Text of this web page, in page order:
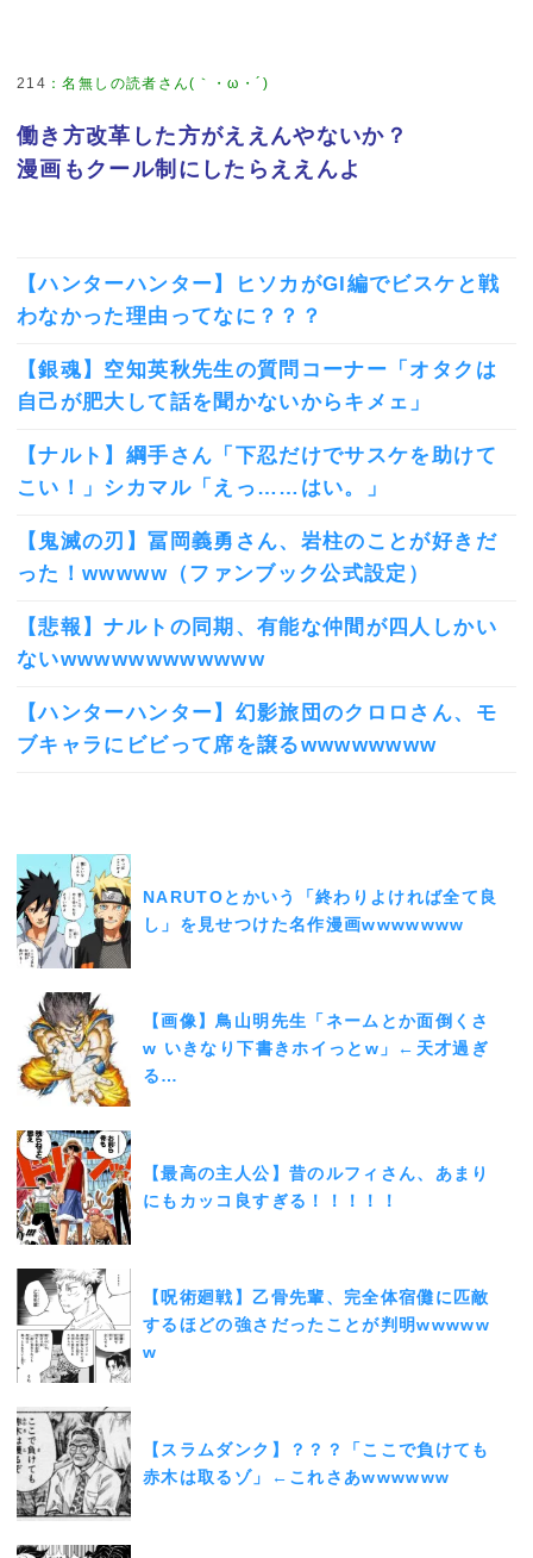
214 ：名無しの読者さん(｀・ω・´)
働き方改革した方がええんやないか？
漫画もクール制にしたらええんよ
【ハンターハンター】ヒソカがGI編でビスケと戦
わなかった理由ってなに？？？
【銀魂】空知英秋先生の質問コーナー「オタクは
自己が肥大して話を聞かないからキメェ」
【ナルト】綱手さん「下忍だけでサスケを助けて
こい！」シカマル「えっ……はい。」
【鬼滅の刃】冨岡義勇さん、岩柱のことが好きだ
った！wwwww（ファンブック公式設定）
【悲報】ナルトの同期、有能な仲間が四人しかい
ないwwwwwwwwwwww
【ハンターハンター】幻影旅団のクロロさん、モ
ブキャラにビビって席を譲るwwwwwwww
NARUTOとかいう「終わりよければ全て良
し」を見せつけた名作漫画wwwwwww
【画像】鳥山明先生「ネームとか面倒くさ
w いきなり下書きホイっとw」←天才過ぎ
る…
【最高の主人公】昔のルフィさん、あまり
にもカッコ良すぎる！！！！！
【呪術廻戦】乙骨先輩、完全体宿儺に匹敵
するほどの強さだったことが判明wwwww
w
【スラムダンク】？？？「ここで負けても
赤木は取るゾ」←これさあwwwwww